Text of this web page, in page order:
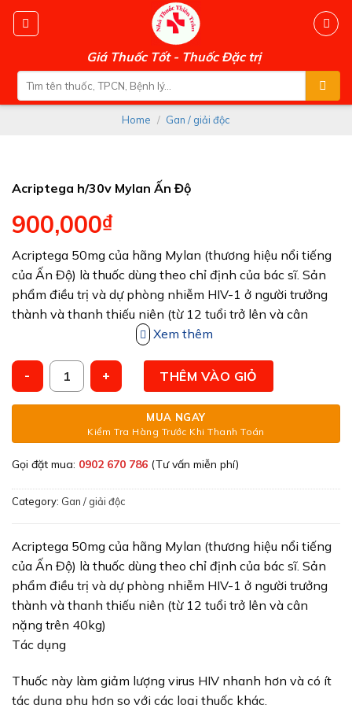
Skip
Giá Thuốc Tốt - Thuốc Đặc trị
for:
Home / Gan / giải độc
Acriptega h/30v Mylan Ấn Độ
900,000₫
Acriptega 50mg của hãng Mylan (thương hiệu nổi tiếng
của Ấn Độ) là thuốc dùng theo chỉ định của bác sĩ. Sản
phẩm điều trị và dự phòng nhiễm HIV-1 ở người trưởng
thành và thanh thiếu niên (từ 12 tuổi trở lên và cân
Xem thêm
Acriptega h/30v Mylan Ấn Độ quantity
THÊM VÀO GIỎ
MUA NGAY
Kiểm Tra Hàng Trước Khi Thanh Toán
Gọi đặt mua: 0902 670 786 (Tư vấn miễn phí)
Category: Gan / giải độc
Acriptega 50mg của hãng Mylan (thương hiệu nổi tiếng
của Ấn Độ) là thuốc dùng theo chỉ định của bác sĩ. Sản
phẩm điều trị và dự phòng nhiễm HIV-1 ở người trưởng
thành và thanh thiếu niên (từ 12 tuổi trở lên và cân
nặng trên 40kg)
Tác dụng
Thuốc này làm giảm lượng virus HIV nhanh hơn và có ít
tác dụng phụ hơn so với các loại thuốc khác.